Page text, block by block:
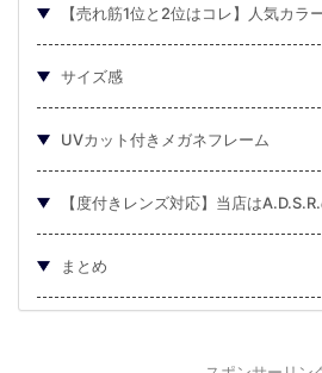
【売れ筋1位と2位はコレ】人気カラ
サイズ感
UVカット付きメガネフレーム
【度付きレンズ対応】当店は
まとめ